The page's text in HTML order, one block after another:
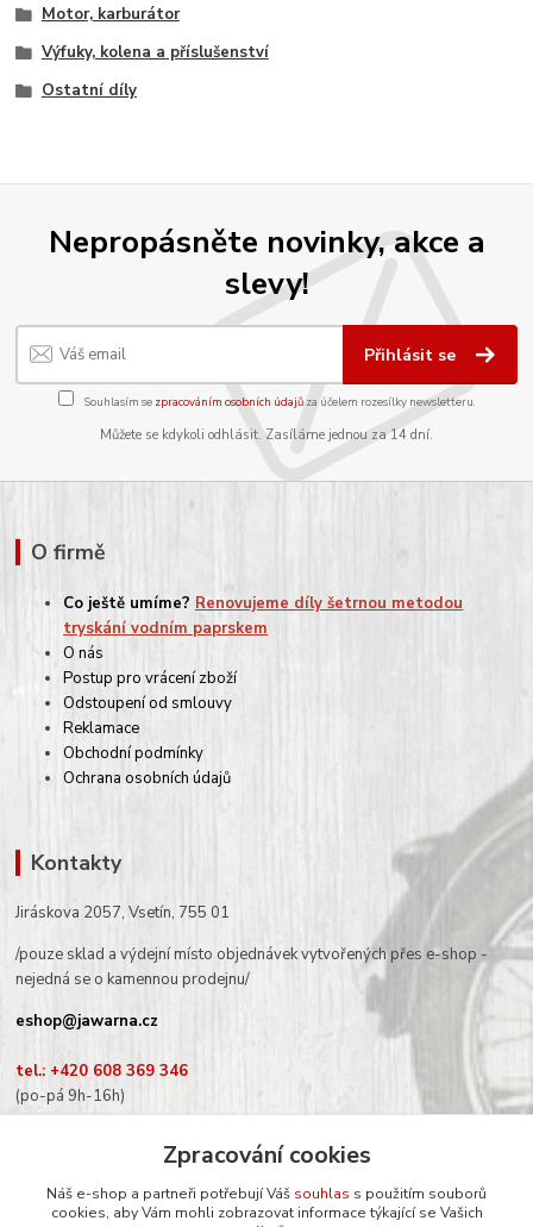
Motor, karburátor
Výfuky, kolena a příslušenství
Ostatní díly
Nepropásněte novinky, akce a
slevy!
Přihlásit se
Souhlasím se zpracováním osobních údajůza účelem rozesílky newsletteru.
Můžete se kdykoli odhlásit. Zasíláme jednou za 14 dní.
O firmě
Co ještě umíme? Renovujeme díly šetrnou metodou
tryskání vodním paprskem
O nás
Postup pro vrácení zboží
Odstoupení od smlouvy
Reklamace
Obchodní podmínky
Ochrana osobních údajů
Kontakty
Jiráskova 2057, Vsetín, 755 01
/pouze sklad a výdejní místo objednávek vytvořených přes e-shop -
nejedná se o kamennou prodejnu/
eshop@jawarna.cz
tel.: +420 608 369 346
(po-pá 9h-16h)
Sledujte nás na Facebooku
Zpracování cookies
Náš e-shop a partneři potřebují Váš souhlas s použitím souborů
cookies, aby Vám mohli zobrazovat informace týkající se Vašich